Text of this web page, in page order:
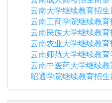
云南大学继续教育招生
云南工商学院继续教育
云南民族大学继续教育
云南农业大学继续教育
云南师范大学继续教
云南中医药大学继续
昭通学院继续教育招生